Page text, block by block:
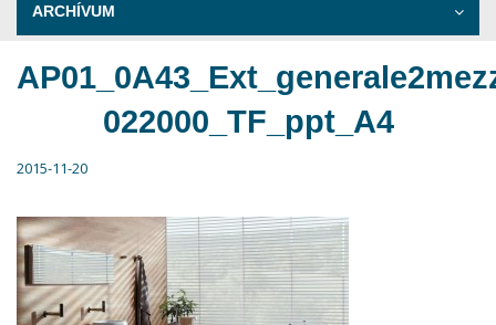
ARCHÍVUM
022000_TF_ppt_A4
2015-11-20